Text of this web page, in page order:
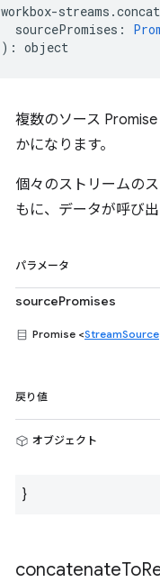
workbox-streams .
sourcePromises :
) : object
複数のソース
かになります。
個々のストリームの
もに、データが呼び
パラメータ
sourcePromises
Promise <StreamSource
戻り値
オブジェクト
}
concatenateTo